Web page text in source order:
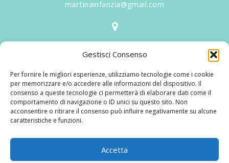
Gestisci Consenso
Per fornire le migliori esperienze, utilizziamo tecnologie come i cookie
per memorizzare e/o accedere alle informazioni del dispositivo. Il
consenso a queste tecnologie ci permetterà di elaborare dati come il
comportamento di navigazione o ID unici su questo sito. Non
acconsentire o ritirare il consenso può influire negativamente su alcune
caratteristiche e funzioni.
Accetta
martinainfanzia@gmail.com
V.le Tiziano, 20 - 42046 Reggiolo
Martina per l'Infanzia, un nome ed un progetto che
nasce prima di tutto da una provata esperienza
maturata sul campo dal suo fondatore in 25 anni di
lavoro. La didattica rivolta al bambino nei suoi primi
aggiornandone continuamente i progetti educativi.